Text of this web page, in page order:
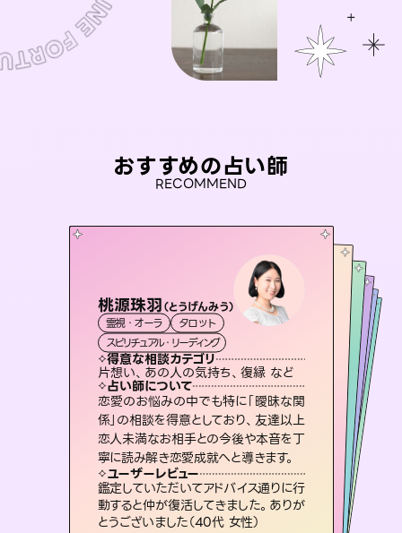
おすすめの占い師
RECOMMEND
桃源珠羽（とうげんみう）
霊視・オーラ
タロット
スピリチュアル・リーディング
得意な相談カテゴリ
片想い、あの人の気持ち、復縁 など
占い師について
恋愛のお悩みの中でも特に「曖昧な関
係」の相談を得意としており、友達以上
恋人未満なお相手との今後や本音を丁
寧に読み解き恋愛成就へと導きます。
ユーザーレビュー
鑑定していただいてアドバイス通りに行
動すると仲が復活してきました。ありが
とうございました（40代 女性）
おう 霊感オラクル
霊視・オーラ
オラクルカード
得意な相談カテゴリ
恋愛総合、あの人の気持ち など
占い師について
霊視×オラクルカードを使って「今」と
「未来」そして「気になるあの人の気持
ち」まで丁寧に読み解き、恋や人生のヒ
ントを優しく引き出します。
ユーザーレビュー
不安な気持ちが嘘みたいに晴れまし
た…！よく視えていらっしゃるんだなと
感じました（40代 女性）
セラピスト理恵
霊視・オーラ
スピリチュアル・リーディング
得意な相談カテゴリ
片想い、二人の未来、年の差 など
占い師について
連絡再開、復縁、成就などの報告実績
多数。セラピストとして2万超の施術経
験があるからこそできる鑑定で、より良
い未来をサポートします。
ユーザーレビュー
とても心温まる鑑定でした。しかもこち
らは何も言っていないのに視えていらっ
しゃるんだなと驚きです（30代女性）
アイリス -iris-
西洋占星術
ルーン
得意な相談カテゴリ
恋愛総合、片想い、二人の未来 など
占い師について
復縁、恋愛、不倫の行方、同性愛や片思い、仕事関係や借金問題まで知りたいことや心の負担になっていることを紐解き、背中をそっと押して導きます。
ユーザーレビュー
安心感のあり、言い切ってくれる所や濁
さない鑑定のおかげで、毎回自分の気
持ちを整えられます（30代 男性）
未来視師＊花
霊視・オーラ
スピリチュアル・リーディング
得意な相談カテゴリ
出逢い、片想い、復縁 など
占い師について
未来には何パターンもの選択肢があり
ます。不安で視えにくくなっているあな
たの素敵な未来を見つけ、その未来を
選択できるようアドバイスします。
ユーザーレビュー
職場の人の性質や人間関係、本心など
本当によく視えていてびっくり。対策が
打てて前向きになれます（40代）
彗望（すいぼう
霊視・オーラ
スピリチュアル・リーディング
得意な相談カテゴリ
片想い、あの人の気持ち、復縁 など
占い師について
3,700年以上の歴史を持つ東洋最古の
占術「易占」で詳細まで占い、幸せへ向
かう道筋を示します。厳しい結果にも具
体的な対策をお伝えします。
ユーザーレビュー
複雑な背景もしっかり聞いて鑑定して
いただけました。気持ちが楽になりまし
た（50代 女性）